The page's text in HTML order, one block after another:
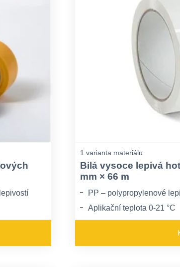
1 varianta materiálu
Bilá vysoce lepivá
mm × 66 m
PP – polypropylenové
Aplikační teplota 0-21 °C
Může ztrácet lepivost pod